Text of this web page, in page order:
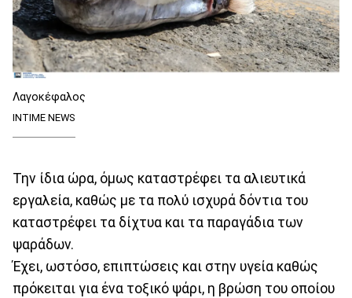
Λαγοκέφαλος
INTIME NEWS
Την ίδια ώρα, όμως καταστρέφει τα αλιευτικά
εργαλεία, καθώς με τα πολύ ισχυρά δόντια του
καταστρέφει τα δίχτυα και τα παραγάδια των
ψαράδων.
Έχει, ωστόσο, επιπτώσεις και στην υγεία καθώς
πρόκειται για ένα τοξικό ψάρι, η βρώση του οποίου